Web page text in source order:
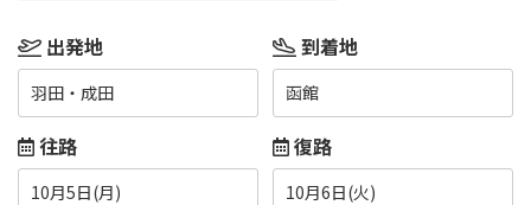
出発地
羽田・成田
到着地
函館
往路
10月5日(月)
復路
10月6日(火)